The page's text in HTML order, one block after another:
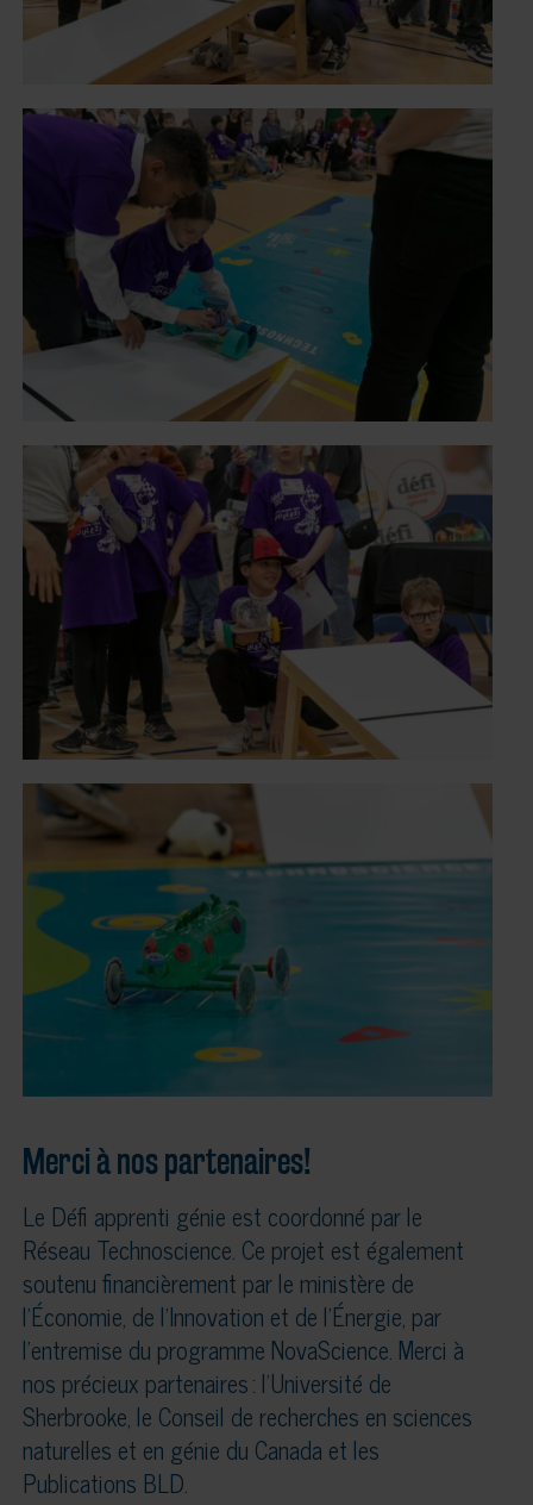
Merci à nos partenaires!
Le Défi apprenti génie est coordonné par le
Réseau Technoscience. Ce projet est également
soutenu financièrement par le ministère de
l’Économie, de l’Innovation et de l’Énergie, par
l’entremise du programme NovaScience. Merci à
nos précieux partenaires : l’Université de
Sherbrooke, le Conseil de recherches en sciences
naturelles et en génie du Canada et les
Publications BLD.